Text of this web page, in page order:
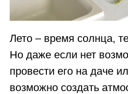
Лето – время солнца,
Но даже если нет
провести его на даче
возможно создать